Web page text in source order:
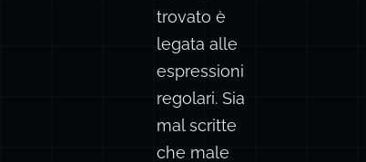
trovato è
legata alle
espressioni
regolari. Sia
mal scritte
che male